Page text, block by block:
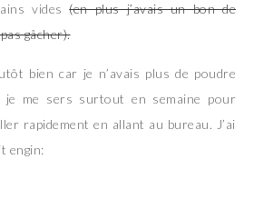
vides(en plus j’avais un bon de
gâcher).
bien car je n’avais plus de poudre
je me sers surtout en semaine pour
rapidement en allant au bureau. J’ai
engin: